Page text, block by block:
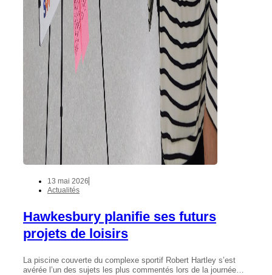
13 mai 2026
Actualités
Hawkesbury planifie ses futurs
projets de loisirs
La piscine couverte du complexe sportif Robert Hartley s’est
avérée l’un des sujets les plus commentés lors de la journée…